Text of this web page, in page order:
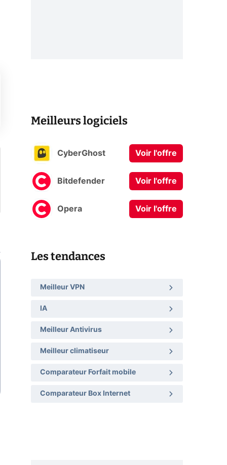
Meilleurs logiciels
CyberGhost Voir l'offre
Bitdefender Voir l'offre
Opera Voir l'offre
Les tendances
Meilleur VPN
IA
Meilleur Antivirus
Meilleur climatiseur
Comparateur Forfait mobile
Comparateur Box Internet